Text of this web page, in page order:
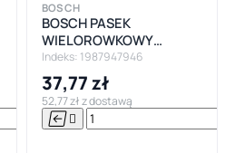


BOSCH
BOSCH PASEK
WIELOROWKOWY
6PK1180
Indeks: 1987947946
37,77 zł
52,77 zł z dostawą
 